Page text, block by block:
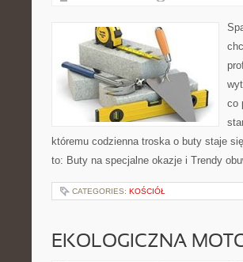
co
któremu codzienna troska o buty staje
to: Buty na specjalne okazje i Trendy
CATEGORIES: KOŚCIÓŁ
EKOLOGICZNA